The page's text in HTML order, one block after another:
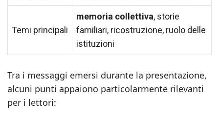
Temi principali
memoria collettiva, storie
familiari, ricostruzione, ruolo delle
istituzioni
Tra i messaggi emersi durante la presentazione,
alcuni punti appaiono particolarmente rilevanti
per i lettori: